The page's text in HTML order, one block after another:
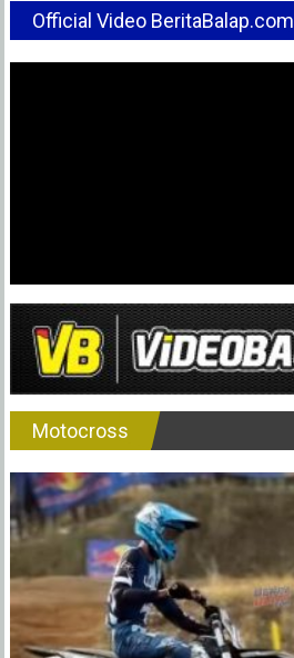
Official Video BeritaBalap.com
Motocross